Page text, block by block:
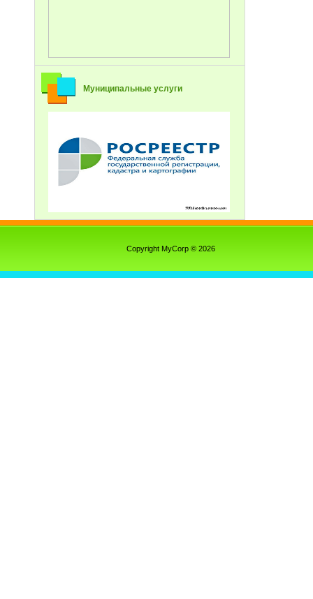
Муниципальные услуги
Copyright MyCorp © 2026